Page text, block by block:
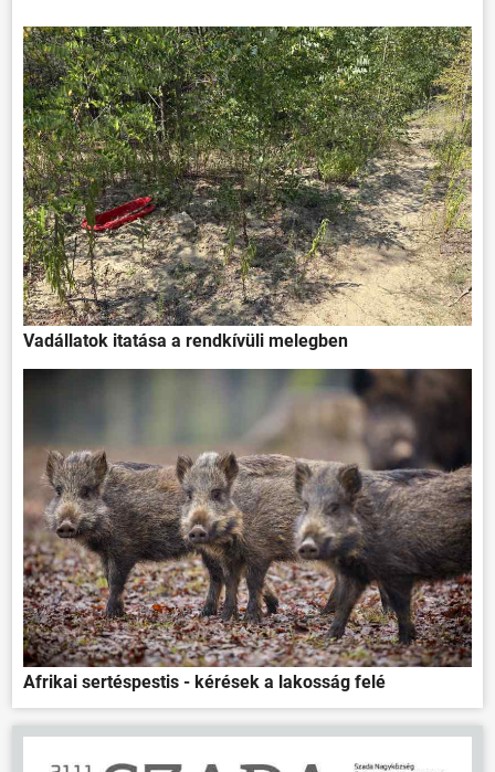
Vadállatok itatása a rendkívüli melegben
Afrikai sertéspestis - kérések a lakosság felé